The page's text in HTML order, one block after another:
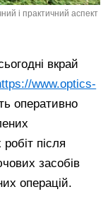
і практичний аспект
вкрай
www.optics-
оперативно
після
засобів
операцій.